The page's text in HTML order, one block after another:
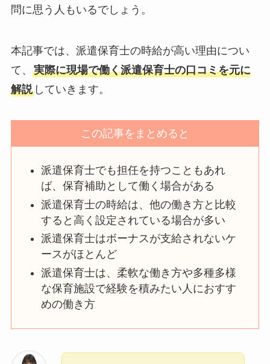
問に思う人もいるでしょう。
本記事では、派遣保育士の時給が高い理由につい
て、 実際に現場で働く派遣保育士の口コミを元に
解説していきます。
この記事をまとめると
派遣保育士でも担任を持つこともあれ
ば、保育補助として働く場合がある
派遣保育士の時給は、他の働き方と比較
すると高く設定されている場合が多い
派遣保育士はボーナスが支給されないケ
ースがほとんど
派遣保育士は、柔軟な働き方や多種多様
な保育施設で経験を積みたい人におすす
めの働き方